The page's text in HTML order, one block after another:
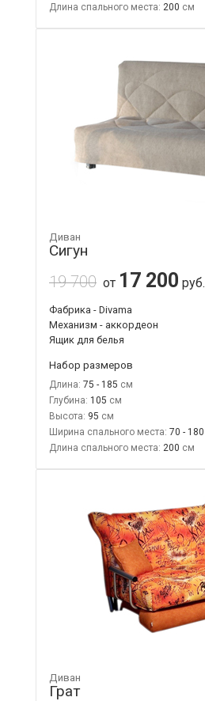
Длина спального места: 200
Диван
Сигун
19 700 от 17 200 руб.
Фабрика - Divama
Механизм - аккордеон
Ящик для белья
Набор размеров
Длина: 75 - 185
Глубина: 105
Высота: 95
Ширина спального места: 70 - 180
Длина спального места: 200
Диван
Грат